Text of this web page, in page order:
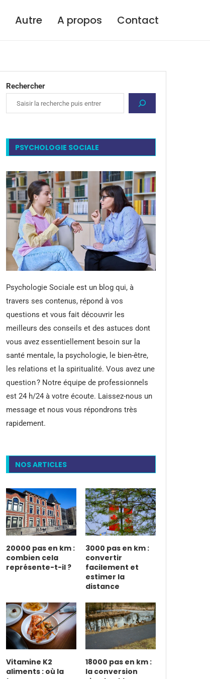
Autre A propos Contact
Rechercher
PSYCHOLOGIE SOCIALE
Psychologie Sociale est un blog qui, à
travers ses contenus, répond à vos
questions et vous fait découvrir les
meilleurs des conseils et des astuces dont
vous avez essentiellement besoin sur la
santé mentale, la psychologie, le bien-être,
les relations et la spiritualité. Vous avez une
question ? Notre équipe de professionnels
est 24 h/24 à votre écoute. Laissez-nous un
message et nous vous répondrons très
rapidement.
NOS ARTICLES
20000 pas en km :
combien cela
représente-t-il ?
3000 pas en km :
convertir
facilement et
estimer la
distance
Vitamine K2
aliments : où la
18000 pas en km :
la conversion